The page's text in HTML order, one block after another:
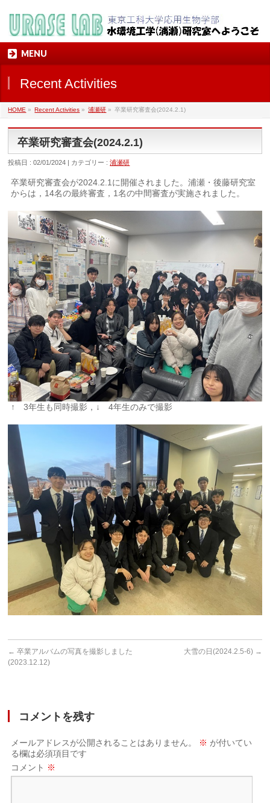
MENU
Recent Activities
HOME » Recent Activities » 浦瀬研 » 卒業研究審査会(2024.2.1)
卒業研究審査会(2024.2.1)
投稿日 : 02/01/2024 | カテゴリー :浦瀬研
卒業研究審査会が2024.2.1に開催されました。浦瀬・後藤研究室
からは，14名の最終審査，1名の中間審査が実施されました。
↑ 3年生も同時撮影，↓ 4年生のみで撮影
← 卒業アルバムの写真を撮影しました
(2023.12.12)
大雪の日(2024.2.5-6) →
コメントを残す
メールアドレスが公開されることはありません。 ※ が付いてい
る欄は必須項目です
コメント ※